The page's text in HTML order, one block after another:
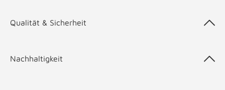
Qualität & Sicherheit
Nachhaltigkeit